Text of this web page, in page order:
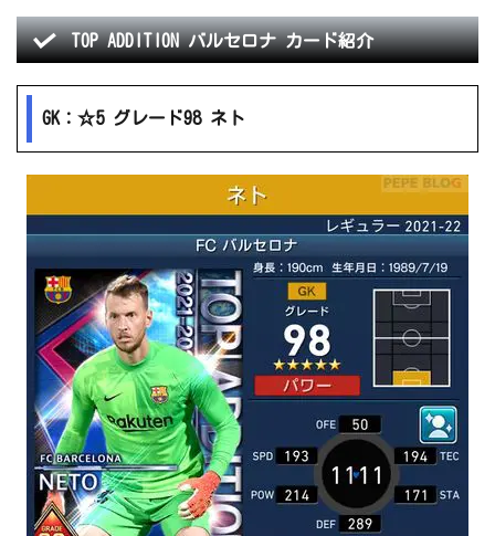
TOP ADDITION バルセロナ カード紹介
GK：☆5 グレード98 ネト